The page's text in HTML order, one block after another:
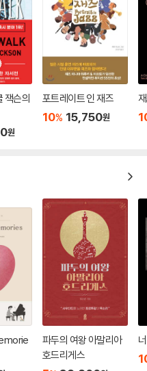
잭슨의
원
포트레이트 인 재즈
10% 15,750원
파두의 여왕 아말리아
호드리게스